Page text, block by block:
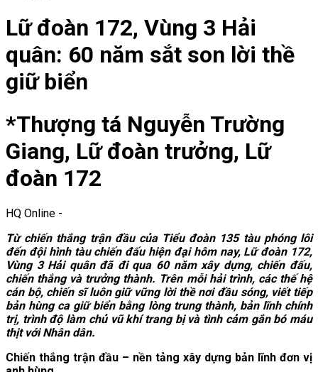
Lữ đoàn 172, Vùng 3 Hải
quân: 60 năm sắt son lời thề
giữ biển
*Thượng tá Nguyễn Trường
Giang, Lữ đoàn trưởng, Lữ
đoàn 172
HQ Online -
Từ chiến thắng trận đầu của Tiểu đoàn 135 tàu phóng lôi
đến đội hình tàu chiến đấu hiện đại hôm nay, Lữ đoàn 172,
Vùng 3 Hải quân đã đi qua 60 năm xây dựng, chiến đấu,
chiến thắng và trưởng thành. Trên mỗi hải trình, các thế hệ
cán bộ, chiến sĩ luôn giữ vững lời thề nơi đầu sóng, viết tiếp
bản hùng ca giữ biển bằng lòng trung thành, bản lĩnh chính
trị, trình độ làm chủ vũ khí trang bị và tình cảm gắn bó máu
thịt với Nhân dân.
Chiến thắng trận đầu – nền tảng xây dựng bản lĩnh đơn vị